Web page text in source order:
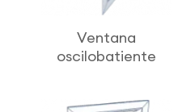
Ventana
oscilobatiente